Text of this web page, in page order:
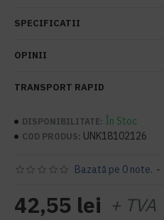
SPECIFICATII
OPINII
TRANSPORT RAPID
DISPONIBILITATE: În Stoc
COD PRODUS: UNK18102126
Bazată pe 0 note. -
42,55 lei + TVA